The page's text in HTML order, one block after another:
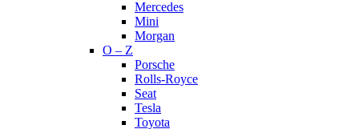
Mercedes
Mini
Morgan
O – Z
Porsche
Rolls-Royce
Seat
Tesla
Toyota